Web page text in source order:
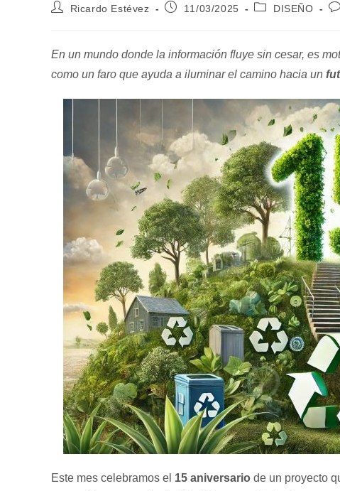
AutorRicardo Estévez
Publicación
11/03/2025
Categoría
DISEÑO
En un mundo donde la información fluye sin cesar, es
como un faro que ayuda a iluminar el camino hacia un
Este mes celebramos el 15 aniversario de un proyecto